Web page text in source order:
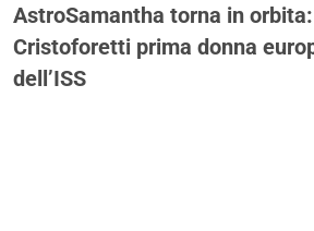
AstroSamantha torna in
Cristoforetti prima donna
dell’ISS